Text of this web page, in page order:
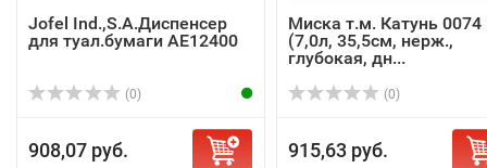
Jofel Ind.,S.A.Диспенсер
для туал.бумаги АE12400
(0)
908,07 руб.
Миска т.м. Катунь 0074
(7,0л, 35,5см, нерж.,
глубокая, дн...
(0)
915,63 руб.